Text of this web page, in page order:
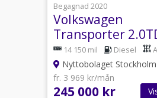
Begagnad 2020
Volkswagen
Transporter
150hk Lång
Led/Carplay/
14 150 mil Diesel
Nyttobolaget
fr. 3 969 kr/mån
245 000 kr